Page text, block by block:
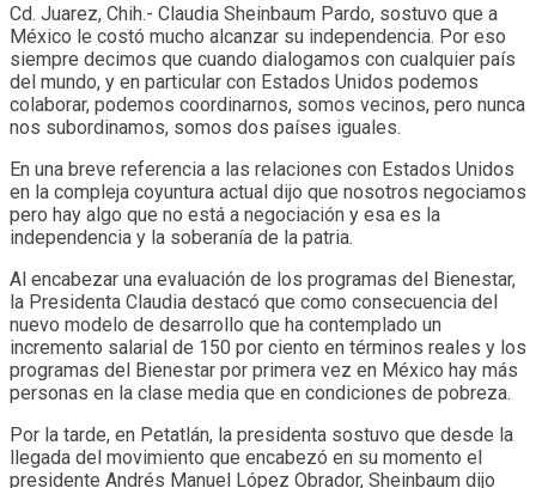
Cd. Juarez, Chih.- Claudia Sheinbaum Pardo, sostuvo que a
México le costó mucho alcanzar su independencia. Por eso
siempre decimos que cuando dialogamos con cualquier país
del mundo, y en particular con Estados Unidos podemos
colaborar, podemos coordinarnos, somos vecinos, pero nunca
nos subordinamos, somos dos países iguales.
En una breve referencia a las relaciones con Estados Unidos
en la compleja coyuntura actual dijo que nosotros negociamos
pero hay algo que no está a negociación y esa es la
independencia y la soberanía de la patria.
Al encabezar una evaluación de los programas del Bienestar,
la Presidenta Claudia destacó que como consecuencia del
nuevo modelo de desarrollo que ha contemplado un
incremento salarial de 150 por ciento en términos reales y los
programas del Bienestar por primera vez en México hay más
personas en la clase media que en condiciones de pobreza.
Por la tarde, en Petatlán, la presidenta sostuvo que desde la
llegada del movimiento que encabezó en su momento el
presidente Andrés Manuel López Obrador, Sheinbaum dijo